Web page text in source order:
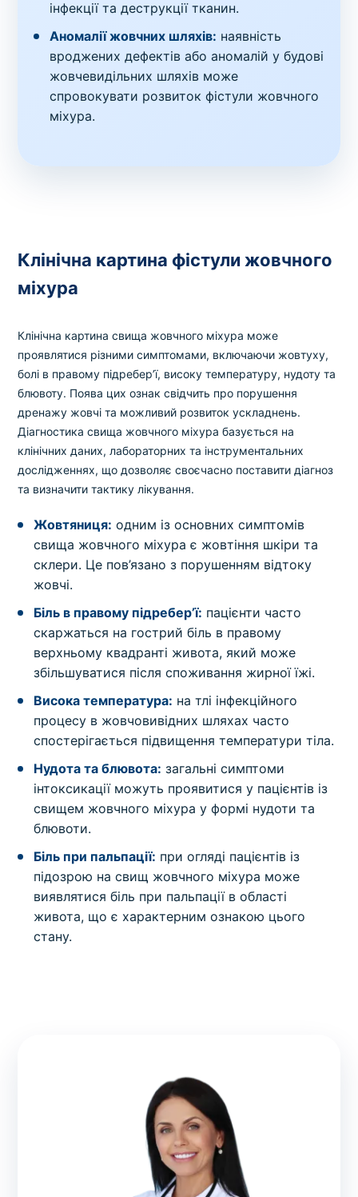
інфекції та деструкції тканин.
Аномалії жовчних шляхів: наявність
вроджених дефектів або аномалій у будові
жовчевидільних шляхів може
спровокувати розвиток фістули жовчного
міхура.
Клінічна картина фістули жовчного
міхура
Клінічна картина свища жовчного міхура може
проявлятися різними симптомами, включаючи жовтуху,
болі в правому підребер’ї, високу температуру, нудоту та
блювоту. Поява цих ознак свідчить про порушення
дренажу жовчі та можливий розвиток ускладнень.
Діагностика свища жовчного міхура базується на
клінічних даних, лабораторних та інструментальних
дослідженнях, що дозволяє своєчасно поставити діагноз
та визначити тактику лікування.
Жовтяниця: одним із основних симптомів
свища жовчного міхура є жовтіння шкіри та
склери. Це пов’язано з порушенням відтоку
жовчі.
Біль в правому підребер’ї: пацієнти часто
скаржаться на гострий біль в правому
верхньому квадранті живота, який може
збільшуватися після споживання жирної їжі.
Висока температура: на тлі інфекційного
процесу в жовчовивідних шляхах часто
спостерігається підвищення температури тіла.
Нудота та блювота: загальні симптоми
інтоксикації можуть проявитися у пацієнтів із
свищем жовчного міхура у формі нудоти та
блювоти.
Біль при пальпації: при огляді пацієнтів із
підозрою на свищ жовчного міхура може
виявлятися біль при пальпації в області
живота, що є характерним ознакою цього
стану.